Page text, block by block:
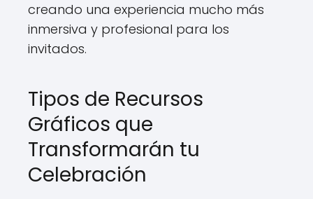
creando una experiencia mucho más
inmersiva y profesional para los
invitados.
Tipos de Recursos
Gráficos que
Transformarán tu
Celebración